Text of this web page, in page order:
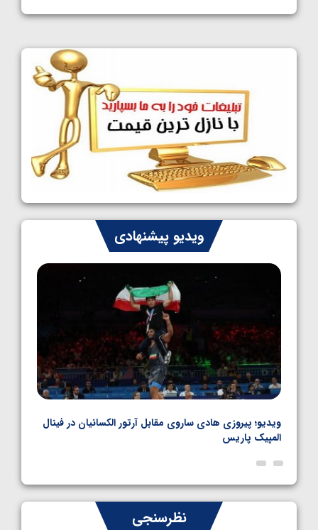
1405/05/09
کشتی فرنگی نوجوانان جهان؛ سکوی تیمی
سوم برای ایران
1405/05/07
ایران چشم به راه چهار مدال در پنج وزن دوم
کشتی فرنگی نوجوانان جهان
1405/05/06
کشتی فرنگی نوجوان جهان؛ رضایی تنها طلایی
پنج وزن نخست
1405/05/06
ویدیو پیشنهادی
ویدیو؛ پیروزی هادی ساروی مقابل آرتور الکسانیان در فینال
المپیک پاریس
نظرسنجی